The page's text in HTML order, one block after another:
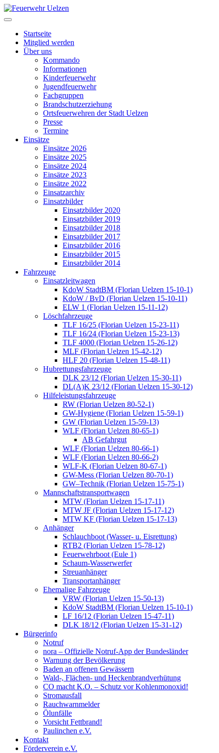
Startseite
Mitglied werden
Über uns
Kommando
Informationen
Kinderfeuerwehr
Jugendfeuerwehr
Fachgruppen
Brandschutzerziehung
Ortsfeuerwehren der Stadt Uelzen
Presse
Termine
Einsätze
Einsätze 2026
Einsätze 2025
Einsätze 2024
Einsätze 2023
Einsätze 2022
Einsatzarchiv
Einsatzbilder
Einsatzbilder 2020
Einsatzbilder 2019
Einsatzbilder 2018
Einsatzbilder 2017
Einsatzbilder 2016
Einsatzbilder 2015
Einsatzbilder 2014
Fahrzeuge
Einsatzleitwagen
KdoW StadtBM (Florian Uelzen 15-10-1)
KdoW / BvD (Florian Uelzen 15-10-11)
ELW 1 (Florian Uelzen 15-11-12)
Löschfahrzeuge
TLF 16/25 (Florian Uelzen 15-23-11)
TLF 16/24 (Florian Uelzen 15-23-13)
TLF 4000 (Florian Uelzen 15-26-12)
MLF (Florian Uelzen 15-42-12)
HLF 20 (Florian Uelzen 15-48-11)
Hubrettungsfahrzeuge
DLK 23/12 (Florian Uelzen 15-30-11)
DL(A)K 23/12 (Florian Uelzen 15-30-12)
Hilfeleistungsfahrzeuge
RW (Florian Uelzen 80-52-1)
GW-Hygiene (Florian Uelzen 15-59-1)
GW (Florian Uelzen 15-59-13)
WLF (Florian Uelzen 80-65-1)
AB Gefahrgut
WLF (Florian Uelzen 80-66-1)
WLF (Florian Uelzen 80-66-2)
WLF-K (Florian Uelzen 80-67-1)
GW-Mess (Florian Uelzen 80-70-1)
GW–Technik (Florian Uelzen 15-75-1)
Mannschaftstransportwagen
MTW (Florian Uelzen 15-17-11)
MTW JF (Florian Uelzen 15-17-12)
MTW KF (Florian Uelzen 15-17-13)
Anhänger
Schlauchboot (Wasser- u. Eisrettung)
RTB2 (Florian Uelzen 15-78-12)
Feuerwehrboot (Eule 1)
Schaum-Wasserwerfer
Streuanhänger
Transportanhänger
Ehemalige Fahrzeuge
VRW (Florian Uelzen 15-50-13)
KdoW StadtBM (Florian Uelzen 15-10-1)
LF 16/12 (Florian Uelzen 15-47-11)
DLK 18/12 (Florian Uelzen 15-31-12)
Bürgerinfo
Notruf
nora – Offizielle Notruf-App der Bundesländer
Warnung der Bevölkerung
Baden an offenen Gewässern
Wald-, Flächen- und Heckenbrandverhütung
CO macht K.O. – Schutz vor Kohlenmonoxid!
Stromausfall
Rauchwarnmelder
Ölunfälle
Vorsicht Fettbrand!
Paulinchen e.V.
Kontakt
Förderverein e.V.